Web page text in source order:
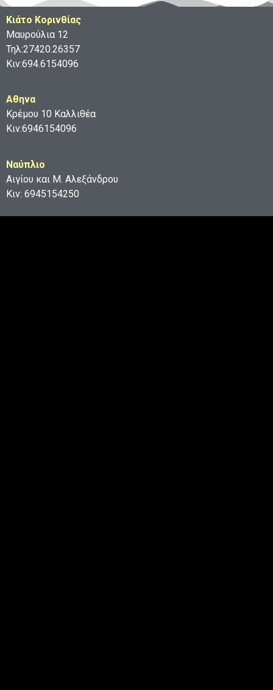
Κιάτο Κορινθίας
Μαυρούλια 12
Τηλ:27420.26357
Κιν:694.6154096
Aθηνα
Κρέμου 10 Καλλιθέα
Κιν:6946154096
Ναύπλιο
Αιγίου και Μ. Αλεξάνδρου
Κιν: 6945154250